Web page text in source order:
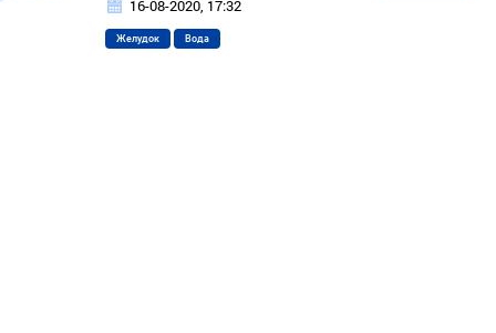
16-08-2020, 17:32
Желудок Вода